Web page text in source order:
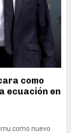
como
ecuación en
como nuevo